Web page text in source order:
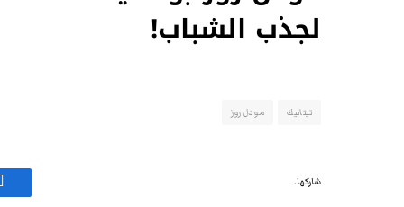
لجذب الشباب!
تيتانيك مودل روز
شاركها.